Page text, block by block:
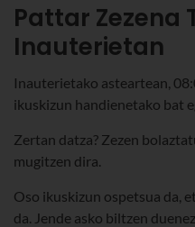
Pattar Zezena
Inauterietan
Inauterietako asteartean,
ikuskizun handienetako bat
Zertan datza? Zezen
mugitzen dira.
Oso ikuskizun ospetsua da,
da. Jende asko biltzen